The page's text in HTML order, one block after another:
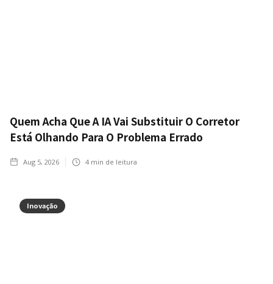
Quem Acha Que A IA Vai Substituir O Corretor
Está Olhando Para O Problema Errado
Aug 5, 2026 4 min de leitura
Inovação